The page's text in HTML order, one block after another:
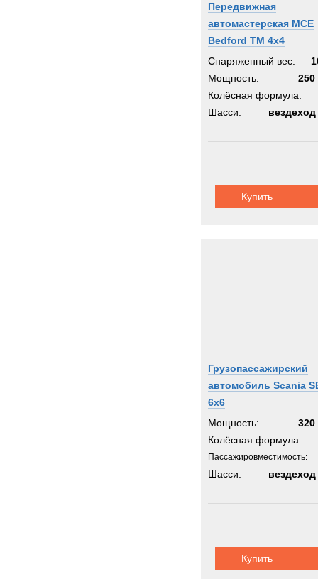
Передвижная
автомастерская MCE
Bedford TM 4x4
Снаряженный вес:
Мощность:
250
Колёсная формула:
Шасси:
вездеход
Купить
Грузопассажирский
автомобиль Scania
6x6
Мощность:
320
Колёсная формула:
Пассажировместимость:
Шасси: вездеход
Купить